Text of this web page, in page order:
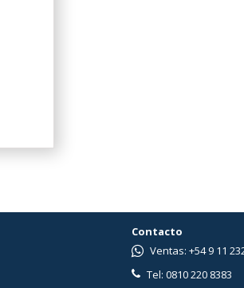
Contacto
Ventas: +54 9 11
Tel: 0810 220 8383